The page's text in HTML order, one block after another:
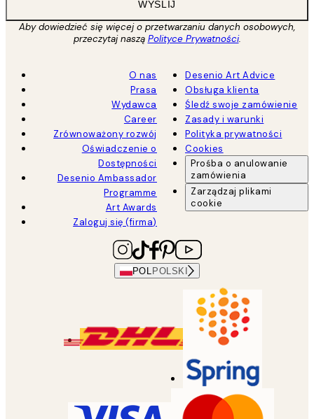
WYŚLIJ
Aby dowiedzieć się więcej o przetwarzaniu danych osobowych,
przeczytaj naszą Polityce Prywatności.
O nas
Prasa
Wydawca
Career
Zrównoważony rozwój
Oświadczenie o
Dostępności
Desenio Ambassador
Programme
Art Awards
Zaloguj się (firma)
Desenio Art Advice
Obsługa klienta
Śledź swoje zamówienie
Zasady i warunki
Polityka prywatności
Cookies
Prośba o anulowanie
zamówienia
Zarządzaj plikami
cookie
POL POLSKI